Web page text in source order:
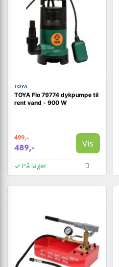
TOYA
TOYA Flo 79774 dykpumpe til
rent vand - 900 W
499,-
489,- Vis
På lager